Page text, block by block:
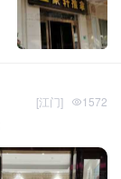
1572
[江门]